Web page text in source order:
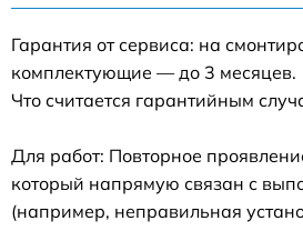
Гарантия от сервиса: на
комплектующие — до 3 месяцев.
Что считается гарантийным
Для работ: Повторное
который напрямую связан с
(например, неправильная